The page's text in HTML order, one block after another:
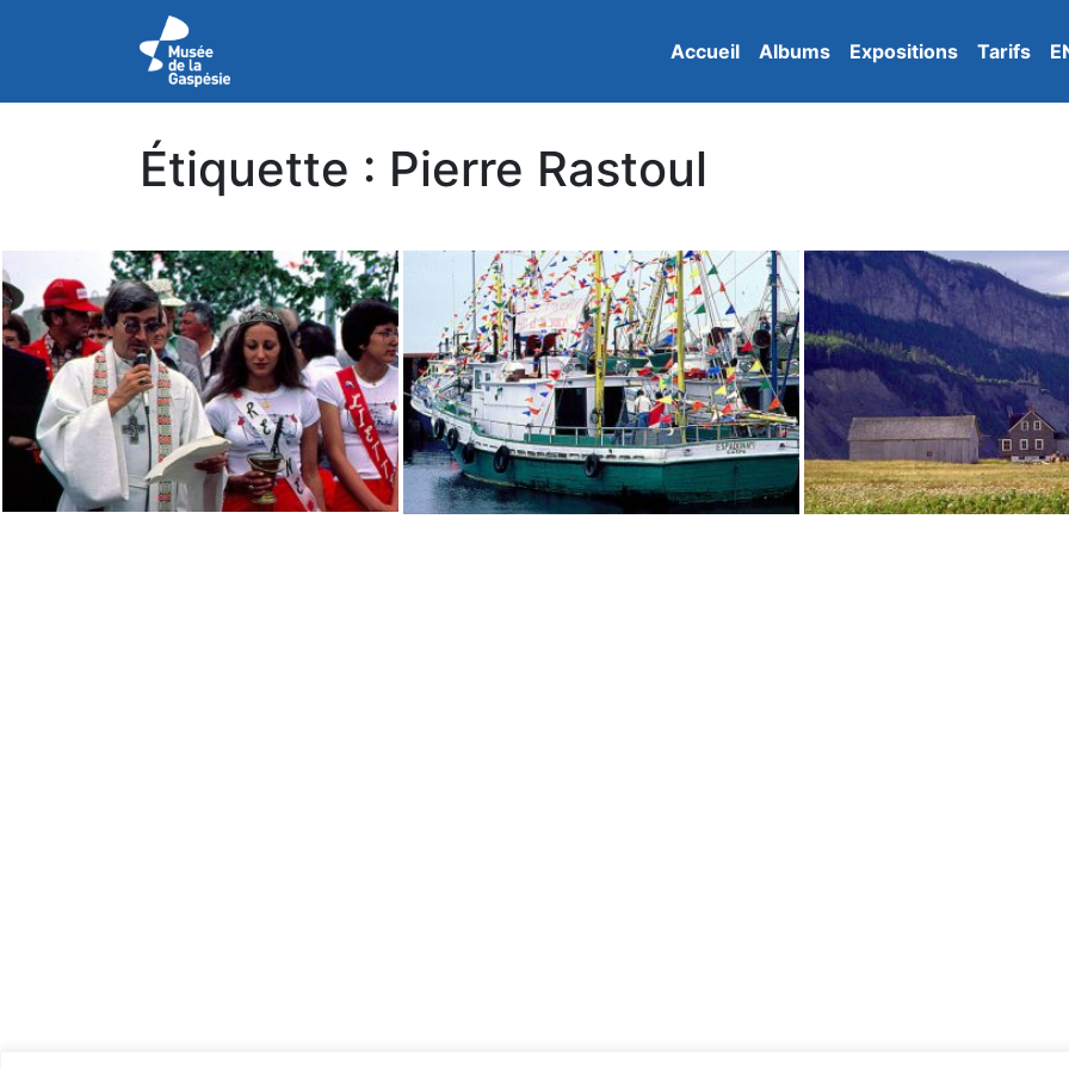
Accueil Albums Expositions Tarifs
Étiquette : Pierre Rastoul